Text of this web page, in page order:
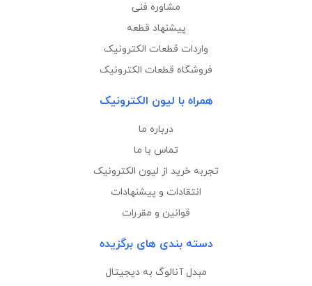
مشاوره فنی
پیشنهاد قطعه
واردات قطعات الکترونیک
فروشگاه قطعات الکترونیک
همراه با لیون الکترونیک
درباره ما
تماس با ما
تجربه خرید از لیون الکترونیک
انتقادات و پیشنهادات
قوانین و مقررات
دسته بندی های برگزیده
مبدل آنالوگ به دیجیتال